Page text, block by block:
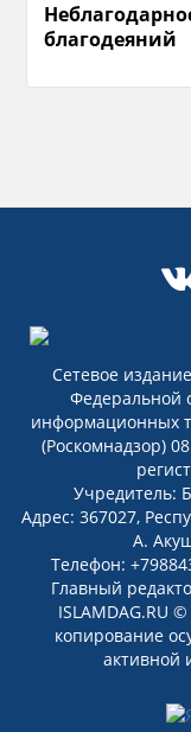
благодеяний
Сетевое
Федеральной
информационных
(Роскомнадзор)
Учредитель:
Адрес: 367027,
А.
Телефон:
Главный
ISLAMDAG.RU
копирование
активной